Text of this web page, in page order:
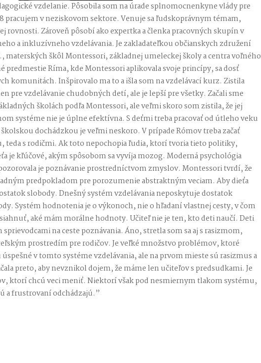
vzdelanie. Pôsobila som na úrade splnomocnenkyne vlády pre
v neziskovom sektore. Venuje sa ľudskoprávnym témam,
rovnosti. Zároveň pôsobí ako expertka a členka pracovných skupín v
a inkluzívneho vzdelávania. Je zakladateľkou občianskych združení
materských škôl Montessori, základnej umeleckej školy a centra voľného
predmestie Ríma, kde Montessori aplikovala svoje princípy, sa dosť
komunitách. Inšpirovalo ma to a išla som na vzdelávací kurz. Zistila
pre vzdelávanie chudobných detí, ale je lepší pre všetky. Začali sme
školách podľa Montessori, ale veľmi skoro som zistila, že jej
systéme nie je úplne efektívna. S deťmi treba pracovať od útleho veku
dochádzkou je veľmi neskoro. V prípade Rómov treba začať
teda s rodičmi. Ak toto nepochopia ľudia, ktorí tvoria tieto politiky,
je kľúčové, akým spôsobom sa vyvíja mozog. Moderná psychológia
je poznávanie prostredníctvom zmyslov. Montessori tvrdí, že
predpokladom pre porozumenie abstraktným veciam. Aby dieťa
slobody. Dnešný systém vzdelávania neposkytuje dostatok
Systém hodnotenia je o výkonoch, nie o hľadaní vlastnej cesty, v čom
aké mám morálne hodnoty. Učiteľ nie je ten, kto deti naučí. Deti
na ceste poznávania. Áno, stretla som sa aj s rasizmom,
prostredím pre rodičov. Je veľké množstvo problémov, ktoré
v tomto systéme vzdelávania, ale na prvom mieste sú rasizmus a
preto, aby nevznikol dojem, že máme len učiteľov s predsudkami. Je
ktorí chcú veci meniť. Niektorí však pod nesmiernym tlakom systému,
a frustrovaní odchádzajú.”